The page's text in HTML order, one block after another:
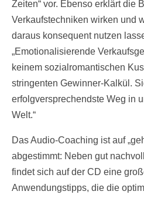
Zeiten“ vor. Ebenso erklärt die
Verkaufstechniken wirken und
daraus konsequent nutzen
„Emotionalisierende
keinem sozialromantischen
stringenten Gewinner-Kalkül.
erfolgversprechendste Weg in
Welt.“
Das Audio-Coaching ist auf
abgestimmt: Neben gut
findet sich auf der CD eine
Anwendungstipps, die die